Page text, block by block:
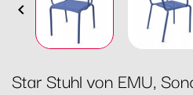

Star Stuhl von EMU,